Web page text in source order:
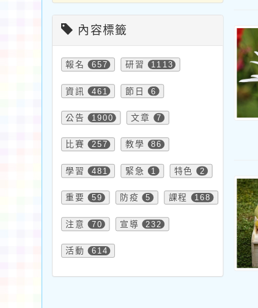
內容標籤
報名 657 研習 1113
資訊 461 節日 6
公告 1900 文章 7
比賽 257 教學 86
學習 481 緊急 1 特色 2
重要 59 防疫 5 課程 168
注意 70 宣導 232
活動 614